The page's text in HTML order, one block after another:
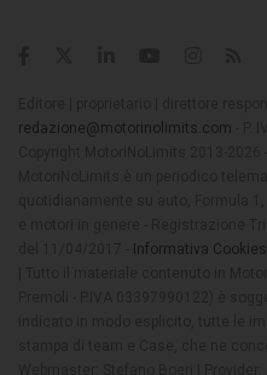
redazione@motorinolimits.com
Informativa Cookies